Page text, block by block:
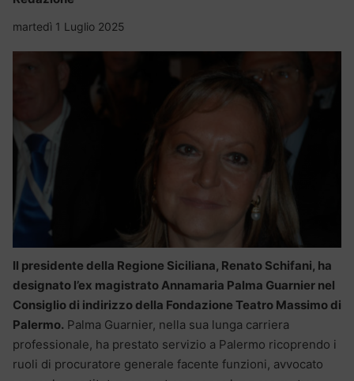
martedì 1 Luglio 2025
Il presidente della Regione Siciliana, Renato Schifani, ha
designato l’ex magistrato Annamaria Palma Guarnier nel
Consiglio di indirizzo della Fondazione Teatro Massimo di
Palermo. Palma Guarnier, nella sua lunga carriera
professionale, ha prestato servizio a Palermo ricoprendo i
ruoli di procuratore generale facente funzioni, avvocato